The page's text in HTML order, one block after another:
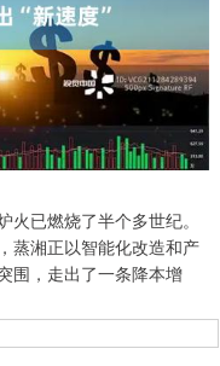
已燃烧了半个多世纪。
蒸湘正以智能化改造和产
围，走出了一条降本增